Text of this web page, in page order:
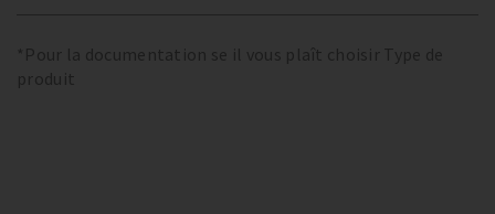
*Pour la documentation se il vous plaît choisir Type de
produit